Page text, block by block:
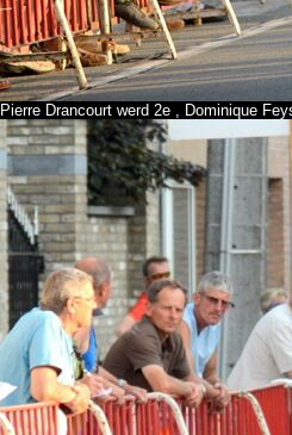
Pierre Drancourt werd 2e , Dominique